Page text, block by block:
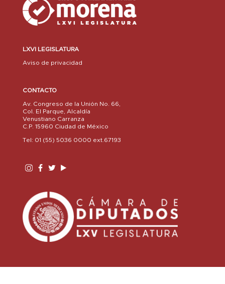
LXVI LEGISLATURA
Aviso de privacidad
CONTACTO
Av. Congreso de la Unión No. 66,
Col. El Parque, Alcaldía
Venustiano Carranza
C.P. 15960 Ciudad de México
Tel: 01 (55) 5036 0000 ext.67193